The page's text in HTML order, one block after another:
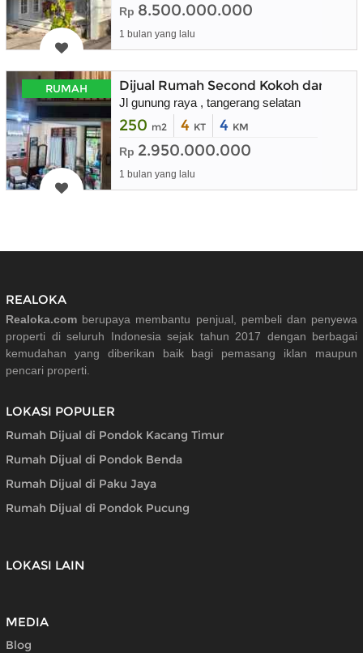
Rp 8.500.000.000
1 bulan yang lalu
RUMAH Dijual Rumah Second Kokoh dan
Jl gunung raya , tangerang selatan
250 m2 4 KT 4 KM
Rp 2.950.000.000
1 bulan yang lalu
REALOKA
Realoka.com berupaya membantu penjual, pembeli dan penyewa
properti di seluruh Indonesia sejak tahun 2017 dengan berbagai
kemudahan yang diberikan baik bagi pemasang iklan maupun
pencari properti.
LOKASI POPULER
Rumah Dijual di Pondok Kacang Timur
Rumah Dijual di Pondok Benda
Rumah Dijual di Paku Jaya
Rumah Dijual di Pondok Pucung
LOKASI LAIN
MEDIA
Blog